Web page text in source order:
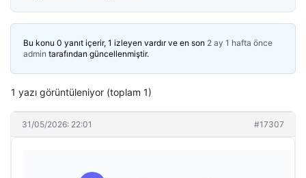
Bu konu 0 yanıt içerir, 1 izleyen vardır ve en son 2 ay 1 hafta önce
admin tarafından güncellenmiştir.
1 yazı görüntüleniyor (toplam 1)
31/05/2026: 22:01 #17307